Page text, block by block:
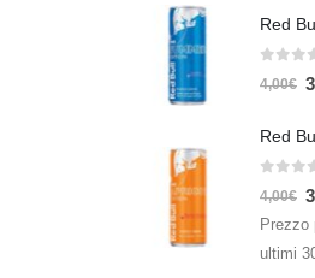
4,00€
4,00€
Prezzo
ultimi